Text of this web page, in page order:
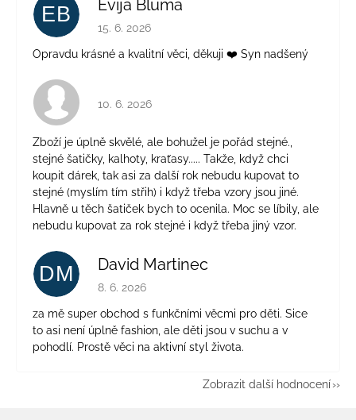
EB Evija Bluma
Hodnocení obchodu je 5 z 5 hvězdiček.
15. 6. 2026
Opravdu krásné a kvalitní věci, děkuji ❤️ Syn nadšený
Hodnocení obchodu je 4 z 5 hvězdiček.
10. 6. 2026
Zboží je úplně skvělé, ale bohužel je pořád stejné.,
stejné šatičky, kalhoty, kraťasy..... Takže, když chci
koupit dárek, tak asi za další rok nebudu kupovat to
stejné (myslím tím střih) i když třeba vzory jsou jiné.
Hlavně u těch šatiček bych to ocenila. Moc se líbily, ale
nebudu kupovat za rok stejné i když třeba jiný vzor.
DM David Martinec
Hodnocení obchodu je 5 z 5 hvězdiček.
8. 6. 2026
za mě super obchod s funkčními věcmi pro děti. Sice
to asi není úplně fashion, ale děti jsou v suchu a v
pohodlí. Prostě věci na aktivní styl života.
Zobrazit další hodnocení